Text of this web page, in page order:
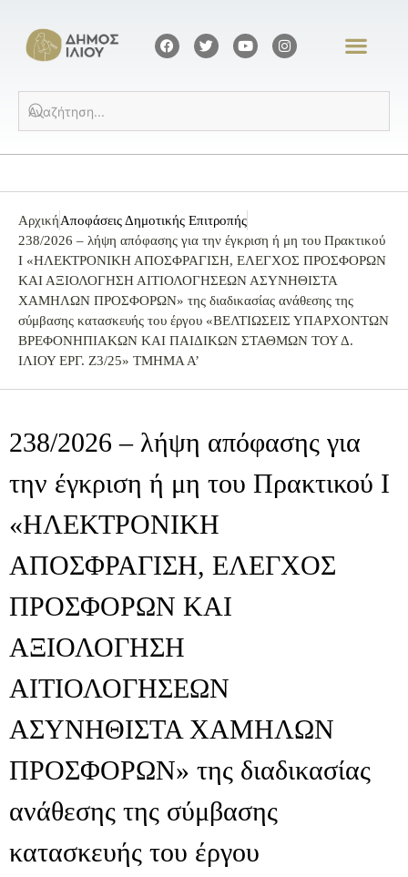
ΑρχικήΑποφάσεις Δημοτικής Επιτροπής
238/2026 – λήψη απόφασης για την έγκριση ή μη του Πρακτικού
I «ΗΛΕΚΤΡΟΝΙΚΗ ΑΠΟΣΦΡΑΓΙΣΗ, ΕΛΕΓΧΟΣ ΠΡΟΣΦΟΡΩΝ
ΚΑΙ ΑΞΙΟΛΟΓΗΣΗ ΑΙΤΙΟΛΟΓΗΣΕΩΝ ΑΣΥΝΗΘΙΣΤΑ
ΧΑΜΗΛΩΝ ΠΡΟΣΦΟΡΩΝ» της διαδικασίας ανάθεσης της
σύμβασης κατασκευής του έργου «ΒΕΛΤΙΩΣΕΙΣ ΥΠΑΡΧΟΝΤΩΝ
ΒΡΕΦΟΝΗΠΙΑΚΩΝ ΚΑΙ ΠΑΙΔΙΚΩΝ ΣΤΑΘΜΩΝ ΤΟΥ Δ.
ΙΛΙΟΥ ΕΡΓ. Ζ3/25» ΤΜΗΜΑ Α’
238/2026 – λήψη απόφασης για
την έγκριση ή μη του Πρακτικού I
«ΗΛΕΚΤΡΟΝΙΚΗ
ΑΠΟΣΦΡΑΓΙΣΗ, ΕΛΕΓΧΟΣ
ΠΡΟΣΦΟΡΩΝ ΚΑΙ
ΑΞΙΟΛΟΓΗΣΗ
ΑΙΤΙΟΛΟΓΗΣΕΩΝ
ΑΣΥΝΗΘΙΣΤΑ ΧΑΜΗΛΩΝ
ΠΡΟΣΦΟΡΩΝ» της διαδικασίας
ανάθεσης της σύμβασης
κατασκευής του έργου